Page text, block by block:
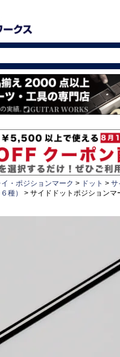
・ポジションマーク ドット
サ
種）
サイドドットポジションマ